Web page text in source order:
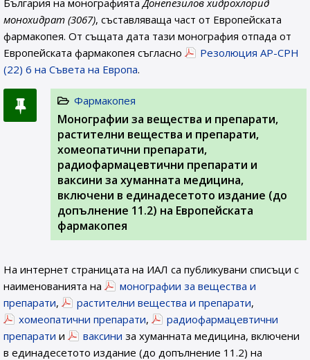
България на монографиятаДонепезилов хидрохлорид
монохидрат (3067), съставляваща част от Европейската
фармакопея. От същата дата тази монография отпада от
Европейската фармакопея съгласно
Резолюция AP-CPH
(22) 6 на Съвета на Европа.
Фармакопея
Монографии за вещества и препарати,
растителни вещества и препарати,
хомеопатични препарати,
радиофармацевтични препарати и
ваксини за хуманната медицина,
включени в единадесетото издание (до
допълнение 11.2) на Европейската
фармакопея
На интернет страницата на ИАЛ са публикувани списъци с
наименованията на
монографии за вещества и
препарати, растителни вещества и препарати,
хомеопатични препарати,
радиофармацевтични
препарати и ваксини за хуманната медицина, включени
в единадесетото издание (до допълнение 11.2) на